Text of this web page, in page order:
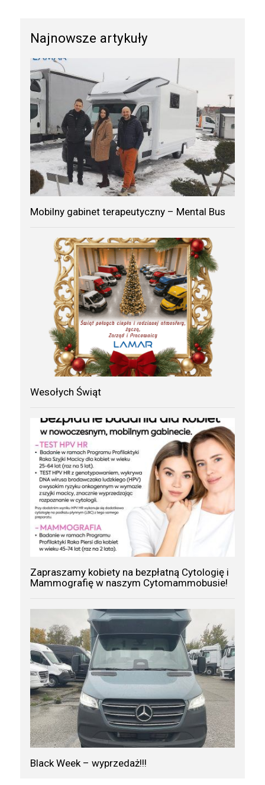
Najnowsze artykuły
Mobilny gabinet terapeutyczny – Mental Bus
Wesołych Świąt
Zapraszamy kobiety na bezpłatną Cytologię i
Mammografię w naszym Cytomammobusie!
Black Week – wyprzedaż!!!